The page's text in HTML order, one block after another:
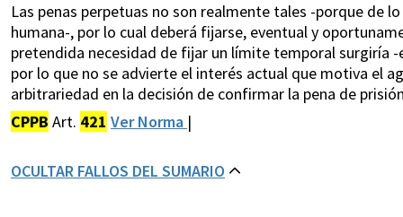
Las penas perpetuas no son realmente tales -porque de
humana-, por lo cual deberá fijarse, eventual y
pretendida necesidad de fijar un límite temporal surgiría
por lo que no se advierte el interés actual que motiva el
arbitrariedad en la decisión de confirmar la pena de
CPPB Art. 421 Ver Norma |
OCULTAR FALLOS DEL SUMARIO